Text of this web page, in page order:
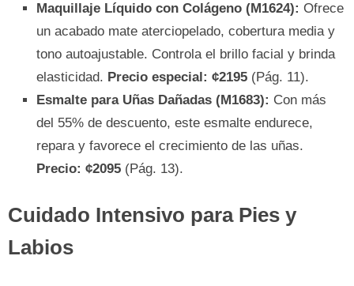
Maquillaje Líquido con Colágeno (M1624): Ofrece
un acabado mate aterciopelado, cobertura media y
tono autoajustable. Controla el brillo facial y brinda
elasticidad. Precio especial: ¢2195 (Pág. 11).
Esmalte para Uñas Dañadas (M1683): Con más
del 55% de descuento, este esmalte endurece,
repara y favorece el crecimiento de las uñas.
Precio: ¢2095 (Pág. 13).
Cuidado Intensivo para Pies y
Labios